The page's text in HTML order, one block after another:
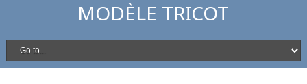
MODÈLE TRICOT